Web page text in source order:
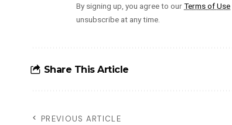
By signing up, you agree to ourTerms of Use
unsubscribe at any time.
Share This Article
PREVIOUS ARTICLE